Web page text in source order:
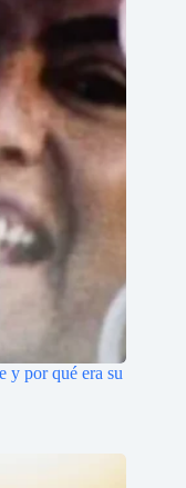
y por qué era su